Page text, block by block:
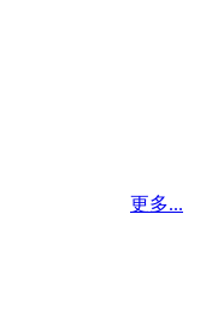
更多...